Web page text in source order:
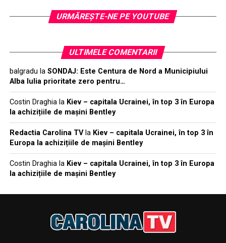
URMĂREŞTE-NE PE YOUTUBE
ULTIMELE COMENTARII
balgradu la SONDAJ: Este Centura de Nord a Municipiului
Alba Iulia prioritate zero pentru…
Costin Draghiala Kiev – capitala Ucrainei, în top 3 în Europa
la achizițiile de mașini Bentley
Redactia Carolina TVla Kiev – capitala Ucrainei, în top 3 în
Europa la achizițiile de mașini Bentley
Costin Draghiala Kiev – capitala Ucrainei, în top 3 în Europa
la achizițiile de mașini Bentley